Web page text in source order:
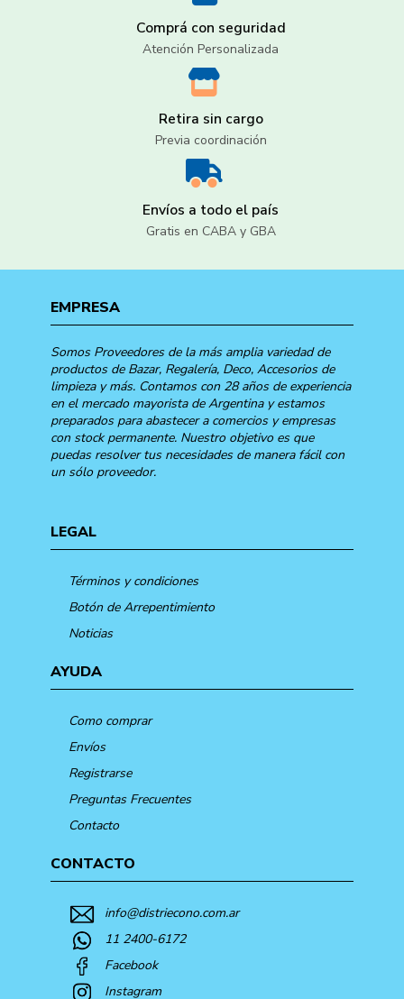
Comprá con seguridad
Atención Personalizada
Retira sin cargo
Previa coordinación
Envíos a todo el país
Gratis en CABA y GBA
EMPRESA
Somos Proveedores de la más amplia variedad de
productos de Bazar, Regalería, Deco, Accesorios de
limpieza y más. Contamos con 28 años de experiencia
en el mercado mayorista de Argentina y estamos
preparados para abastecer a comercios y empresas
con stock permanente. Nuestro objetivo es que
puedas resolver tus necesidades de manera fácil con
un sólo proveedor.
LEGAL
Términos y condiciones
Botón de Arrepentimiento
Noticias
AYUDA
Como comprar
Envíos
Registrarse
Preguntas Frecuentes
Contacto
CONTACTO
info@distriecono.com.ar
11 2400-6172
Facebook
Instagram